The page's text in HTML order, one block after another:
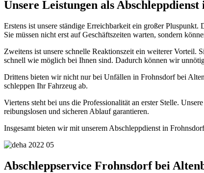
Unsere Leistungen als
Erstens ist unsere ständige Erreichbarkeit ein großer
Sie müssen nicht erst auf Geschäftszeiten warten, sondern
Zweitens ist unsere schnelle Reaktionszeit ein weiterer Vorteil.
schnell wie möglich bei Ihnen sind. Dadurch können wir
Drittens bieten wir nicht nur bei Unfällen in Frohnsdorf bei
schleppen Ihr Fahrzeug ab.
Viertens steht bei uns die Professionalität an erster Stelle.
reibungslosen und sicheren Ablauf garantieren.
Insgesamt bieten wir mit unserem Abschleppdienst in
Abschleppservice Frohnsdorf bei